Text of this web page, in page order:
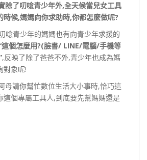
除了叨唸青少年外,全天候當兒女工具
時候,媽媽向你求助時,你都怎麼做呢?
唸青少年的媽媽也有向青少年求援的
這個怎麼用?(臉書/ LINE/電腦/手機等
,反映了除了爸爸不外,青少年也成為媽
對象呢!
母請你幫忙數位生活大小事時,恰巧這
這個專屬工具人,到底要先幫媽媽還是